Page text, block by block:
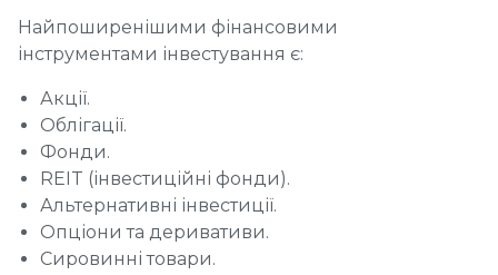
Найпоширенішими фінансовими
інструментами інвестування є:
Акції.
Облігації.
Фонди.
REIT (інвестиційні фонди).
Альтернативні інвестиції.
Опціони та деривативи.
Сировинні товари.